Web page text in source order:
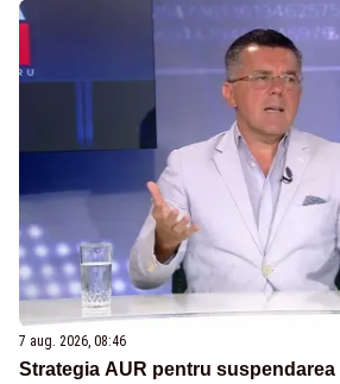
7 aug. 2026, 08:46
Strategia AUR pentru